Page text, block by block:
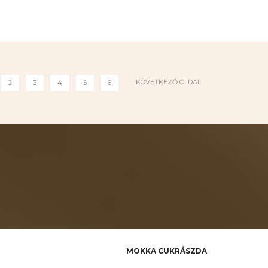
2 3 4 5 6 KÖVETKEZŐ OLDAL
MOKKA CUKRÁSZDA